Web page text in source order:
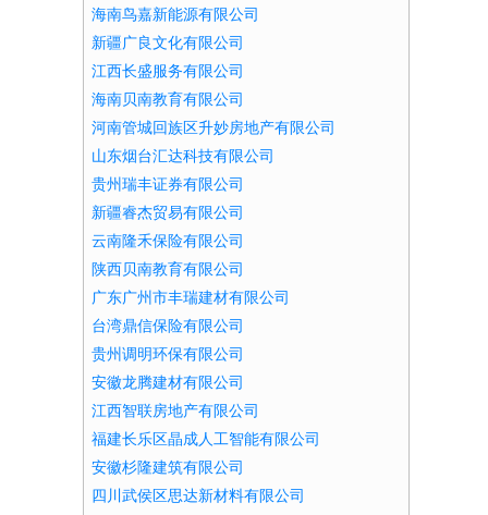
海南鸟嘉新能源有限公司
新疆广良文化有限公司
江西长盛服务有限公司
海南贝南教育有限公司
河南管城回族区升妙房地产有限公司
山东烟台汇达科技有限公司
贵州瑞丰证券有限公司
新疆睿杰贸易有限公司
云南隆禾保险有限公司
陕西贝南教育有限公司
广东广州市丰瑞建材有限公司
台湾鼎信保险有限公司
贵州调明环保有限公司
安徽龙腾建材有限公司
江西智联房地产有限公司
福建长乐区晶成人工智能有限公司
安徽杉隆建筑有限公司
四川武侯区思达新材料有限公司